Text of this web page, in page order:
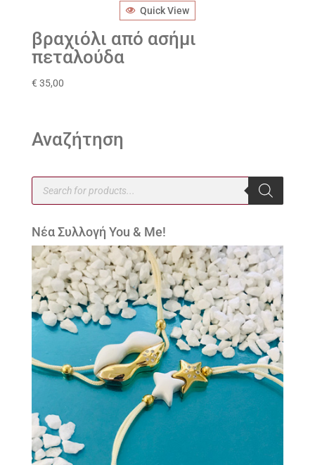
Quick View
βραχιόλι από ασήμι
πεταλούδα
€ 35,00
Αναζήτηση
Products
search
Νέα Συλλογή You & Me!